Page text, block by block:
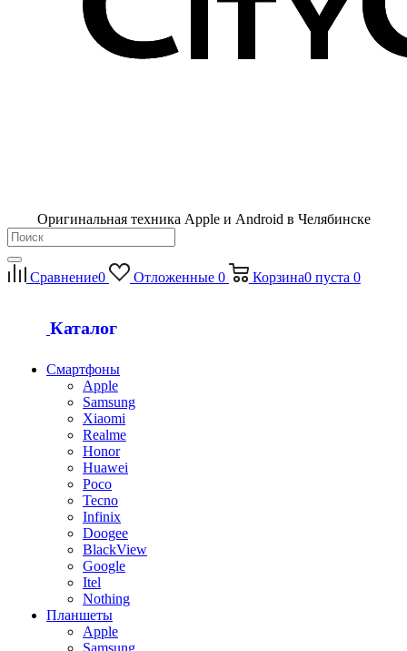
Оригинальная техника Apple и Android в Челябинске
Сравнение0 Отложенные 0 Корзина0 пуста 0
Каталог
Смартфоны
Apple
Samsung
Xiaomi
Realme
Honor
Huawei
Poco
Tecno
Infinix
Doogee
BlackView
Google
Itel
Nothing
Планшеты
Apple
Samsung